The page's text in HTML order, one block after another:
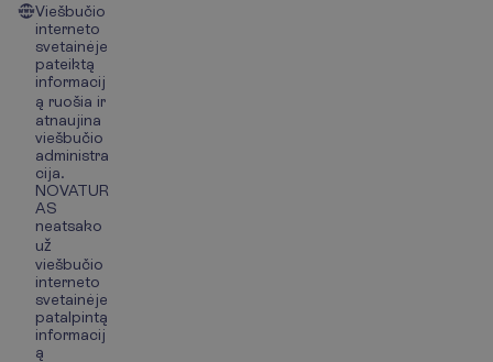
Viešbučio
interneto
svetainėje
pateiktą
informacij
ą ruošia ir
atnaujina
viešbučio
administra
cija.
NOVATUR
AS
neatsako
už
viešbučio
interneto
svetainėje
patalpintą
informacij
ą